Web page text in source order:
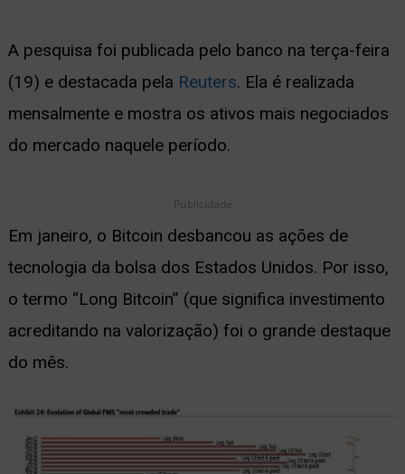
A pesquisa foi publicada pelo banco na terça-feira
(19) e destacada pela Reuters. Ela é realizada
mensalmente e mostra os ativos mais negociados
do mercado naquele período.
Publicidade
Em janeiro, o Bitcoin desbancou as ações de
tecnologia da bolsa dos Estados Unidos. Por isso,
o termo “Long Bitcoin” (que significa investimento
acreditando na valorização) foi o grande destaque
do mês.